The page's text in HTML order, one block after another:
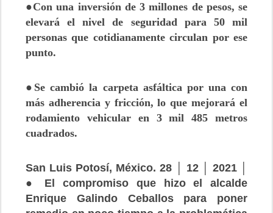
●Con una inversión de 3 millones de pesos, se
elevará el nivel de seguridad para 50 mil
personas que cotidianamente circulan por ese
punto.
●Se cambió la carpeta asfáltica por una con
más adherencia y fricción, lo que mejorará el
rodamiento vehicular en 3 mil 485 metros
cuadrados.
San Luis Potosí, México. 28 │ 12 │ 2021 │
● El compromiso que hizo el alcalde
Enrique Galindo Ceballos para poner